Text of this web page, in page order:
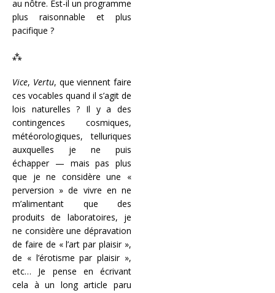
au nôtre. Est-il un programme
plus raisonnable et plus
pacifique ?
⁂
Vice, Vertu, que viennent faire
ces vocables quand il s’agit de
lois naturelles ? Il y a des
contingences cosmiques,
météorologiques, telluriques
auxquelles je ne puis
échapper — mais pas plus
que je ne considère une «
perversion » de vivre en ne
m’alimentant que des
produits de laboratoires, je
ne considère une dépravation
de faire de « l’art par plaisir »,
de « l’érotisme par plaisir »,
etc… Je pense en écrivant
cela à un long article paru